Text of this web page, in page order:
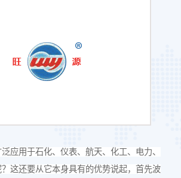
用于石化、仪表、航天、化工、电力、
这还要从它本身具有的优势说起，首先波